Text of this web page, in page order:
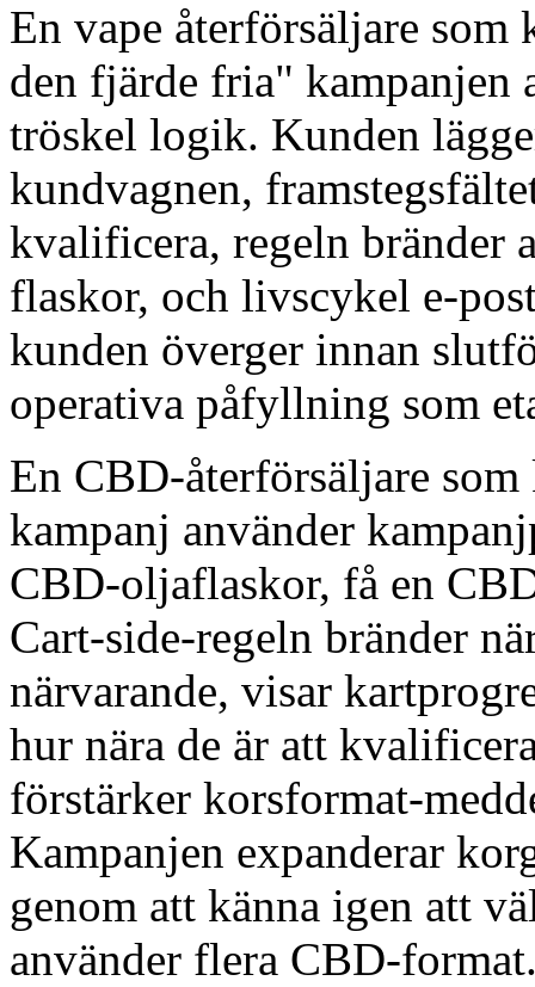
En vape återförsäljare
den fjärde fria" kampanjen
tröskel logik. Kunden
kundvagnen,
kvalificera, regeln bränder
flaskor, och livscykel e-
kunden överger innan
operativa påfyllning som
En CBD-återförsäljare
kampanj använder
CBD-oljaflaskor, få en
Cart-side-regeln bränder
närvarande, visar
hur nära de är att
förstärker korsformat-
Kampanjen expanderar
genom att känna igen att
använder flera CBD-